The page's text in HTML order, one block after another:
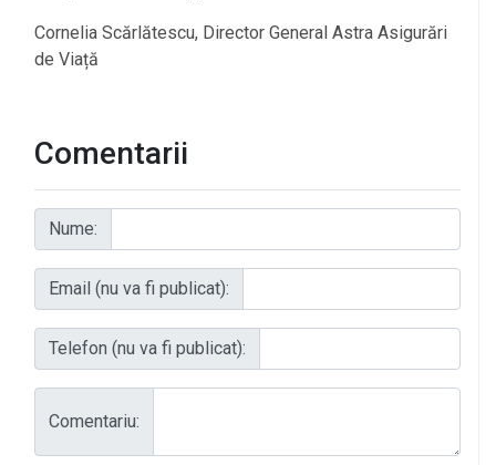
Cornelia Scărlătescu, Director General Astra Asigurări
de Viață
Comentarii
Nume:
Email (nu va fi publicat):
Telefon (nu va fi publicat):
Comentariu: